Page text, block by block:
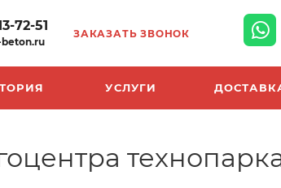
72-51
beton.ru
ЗАКАЗАТЬ ЗВОНОК
УСЛУГИ